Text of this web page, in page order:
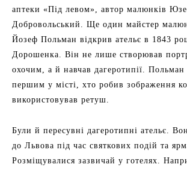
аптеки «Під левом», автор малюнків
Добровольський. Ще один майстер
Йозеф Польман відкрив ательє в 1843
Дорошенка. Він не лише створював
охочим, а й навчав дагеротипії. Польман
першим у місті, хто робив зображення
використовував ретуш.
Були й пересувні дагеротипні ательє.
до Львова під час святкових подій та
Розміщувалися зазвичай у готелях.